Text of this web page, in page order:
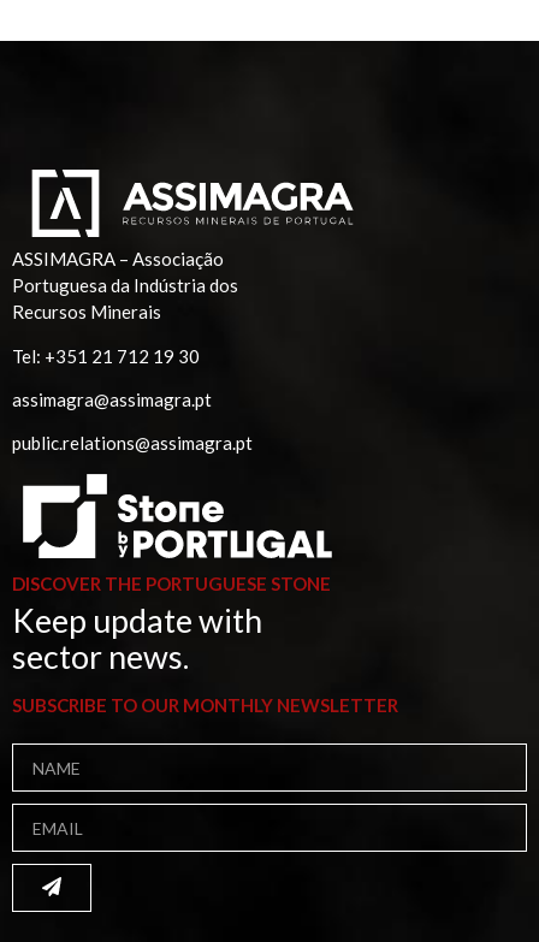
ASSIMAGRA – Associação
Portuguesa da Indústria dos
Recursos Minerais
Tel: +351 21 712 19 30
assimagra@assimagra.pt
public.relations@assimagra.pt
DISCOVER THE PORTUGUESE STONE
Keep update with
sector news.
SUBSCRIBE TO OUR MONTHLY NEWSLETTER